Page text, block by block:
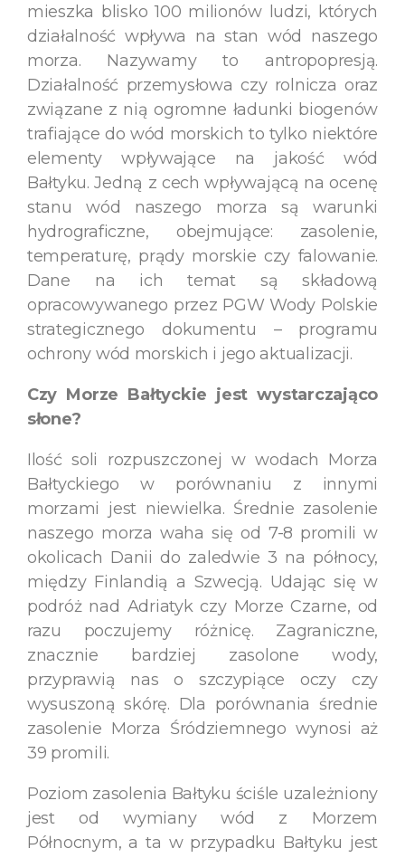
mieszka blisko 100 milionów ludzi, których
działalność wpływa na stan wód naszego
morza. Nazywamy to antropopresją.
Działalność przemysłowa czy rolnicza oraz
związane z nią ogromne ładunki biogenów
trafiające do wód morskich to tylko niektóre
elementy wpływające na jakość wód
Bałtyku. Jedną z cech wpływającą na ocenę
stanu wód naszego morza są warunki
hydrograficzne, obejmujące: zasolenie,
temperaturę, prądy morskie czy falowanie.
Dane na ich temat są składową
opracowywanego przez PGW Wody Polskie
strategicznego dokumentu – programu
ochrony wód morskich i jego aktualizacji.
Czy Morze Bałtyckie jest wystarczająco
słone?
Ilość soli rozpuszczonej w wodach Morza
Bałtyckiego w porównaniu z innymi
morzami jest niewielka. Średnie zasolenie
naszego morza waha się od 7-8 promili w
okolicach Danii do zaledwie 3 na północy,
między Finlandią a Szwecją. Udając się w
podróż nad Adriatyk czy Morze Czarne, od
razu poczujemy różnicę. Zagraniczne,
znacznie bardziej zasolone wody,
przyprawią nas o szczypiące oczy czy
wysuszoną skórę. Dla porównania średnie
zasolenie Morza Śródziemnego wynosi aż
39 promili.
Poziom zasolenia Bałtyku ściśle uzależniony
jest od wymiany wód z Morzem
Północnym, a ta w przypadku Bałtyku jest